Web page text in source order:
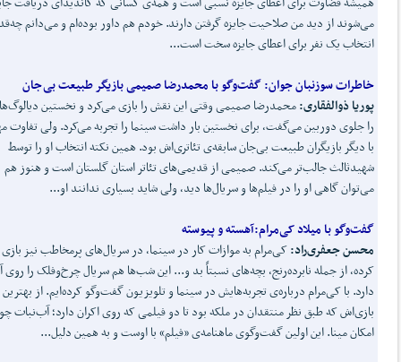
می‌شوند از دید من صلاحیت جایزه گرفتن دارند. خودم هم داور بوده‌ام و می‌دانم
انتخاب یک نفر برای اعطای جایزه سخت است...
خاطرات سوزنبان جوان: گفت‌وگو با محمدرضا صمیمی بازیگر طبیعت بی جان
پوریا ذوالفقاری:محمدرضا صمیمی وقتی این نقش را بازی می‌کرد و نخستین
را جلوی دوربین می‌گفت، برای نخستین بار داشت سینما را تجربه می‌کرد. ولی تفاوت
با دیگر بازیگران طبیعت بی‌جان سابقه‌ی تئاتری‌اش بود. همین نکته انتخاب او را توسط
شهید‌ثالث جالب‌تر می‌کند. صمیمی از قدیمی‌های تئاتر استان گلستان است و هنوز هم
می‌توان گاهی او را در فیلم‌ها و سریال‌ها دید، ولی شاید بسیاری ندانند او...
گفتوگو با میلاد کیمرام:آهسته و پیوسته
محسن جعفریراد:کی‌مرام به موازات کار در سینما، در سریال‌های پرمخاطب نیز بازی
کرده، از جمله نابرده‌رنج، بچه‌های نسبتاً بد و... این شب‌ها هم سریال چرخ‌وفلک را روی
دارد. با کی‌مرام درباره‌ی تجربه‌هایش در سینما و تلویزیون گفت‌وگو کرده‌ایم. از بهترین
بازی‌اش که طبق نظر منتقدان در ملکه بود تا دو فیلمی که روی اکران دارد؛ آب‌نبات
امکان مینا. این اولین گفت‌وگوی ماهنامه‌ی «فیلم» با اوست و به همین دلیل...